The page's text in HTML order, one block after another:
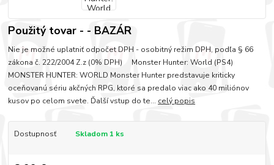
Použitý tovar - - BAZÁR
Nie je možné uplatniť odpočet DPH - osobitný režim DPH, podľa § 66
zákona č. 222/2004 Z.z (0% DPH) Monster Hunter: World (PS4)
MONSTER HUNTER: WORLD Monster Hunter predstavuje kriticky
oceňovanú sériu akčných RPG, ktoré sa predalo viac ako 40 miliónov
kusov po celom svete. Ďalší vstup do te... celý popis
Dostupnosť Skladom 1 ks